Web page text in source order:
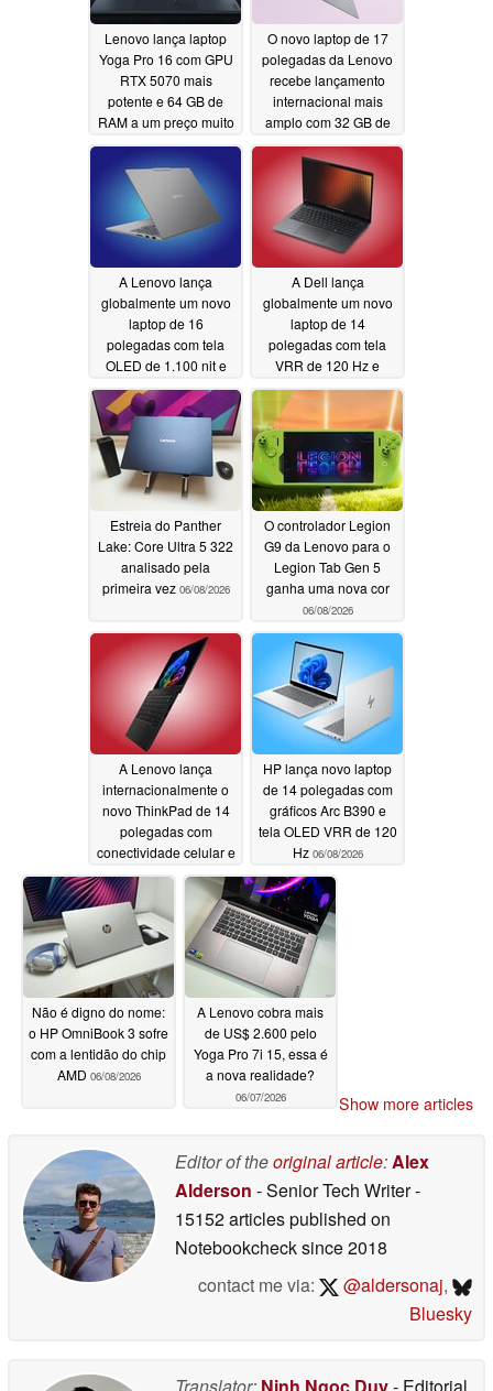
Lenovo lança laptop
Yoga Pro 16 com GPU
RTX 5070 mais
potente e 64 GB de
RAM a um preço muito
mais alto06/09/2026
O novo laptop de 17
polegadas da Lenovo
recebe lançamento
internacional mais
amplo com 32 GB de
RAM e processadores
Intel Wildcat Lake
06/09/2026
A Lenovo lança
globalmente um novo
laptop de 16
polegadas com tela
OLED de 1.100 nit e
GPU de 105 W
06/09/2026
A Dell lança
globalmente um novo
laptop de 14
polegadas com tela
VRR de 120 Hz e
processadores AMD
Zen 5
Estreia do Panther
Lake: Core Ultra 5 322
analisado pela
primeira vez 06/08/2026
O controlador Legion
G9 da Lenovo para o
Legion Tab Gen 5
ganha uma nova cor
06/08/2026
A Lenovo lança
internacionalmente o
novo ThinkPad de 14
polegadas com
conectividade celular e
até 64 GB de RAM
HP lança novo laptop
de 14 polegadas com
gráficos Arc B390 e
tela OLED VRR de 120
Hz 06/08/2026
Não é digno do nome:
o HP OmniBook 3 sofre
com a lentidão do chip
AMD 06/08/2026
A Lenovo cobra mais
de US$ 2.600 pelo
Yoga Pro 7i 15, essa é
a nova realidade?
06/07/2026 Show more articles
Editor of theoriginal article:Alex
Alderson - Senior Tech Writer-
15152 articles published on
Notebookchecksince 2018
contact me via:
@aldersonaj,
Bluesky